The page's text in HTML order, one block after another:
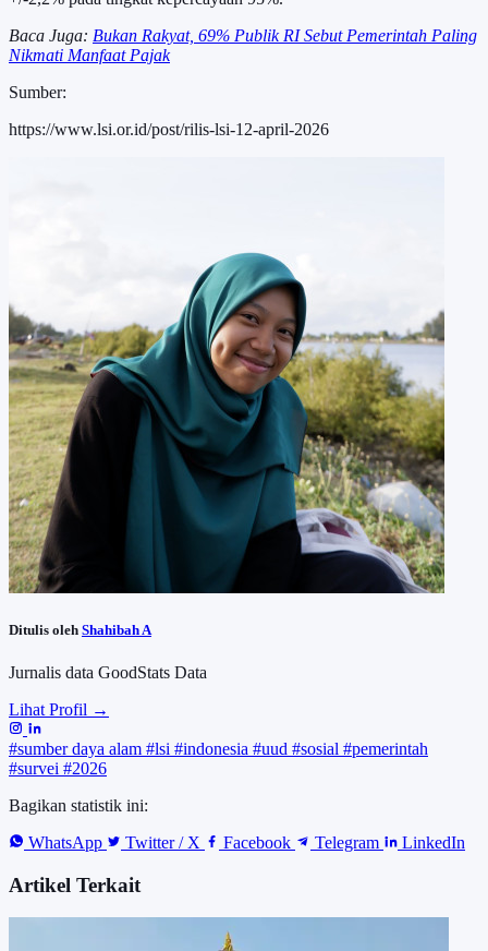
Baca Juga: Bukan Rakyat, 69% Publik RI Sebut Pemerintah Paling
Nikmati Manfaat Pajak
Sumber:
https://www.lsi.or.id/post/rilis-lsi-12-april-2026
Ditulis oleh Shahibah A
Jurnalis data GoodStats Data
Lihat Profil →
#sumber daya alam #lsi #indonesia #uud #sosial #pemerintah
#survei #2026
Bagikan statistik ini:
WhatsApp
Twitter / X Facebook Telegram LinkedIn
Artikel Terkait